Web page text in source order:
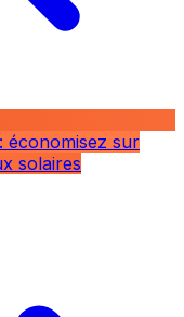
économisez sur
solaires